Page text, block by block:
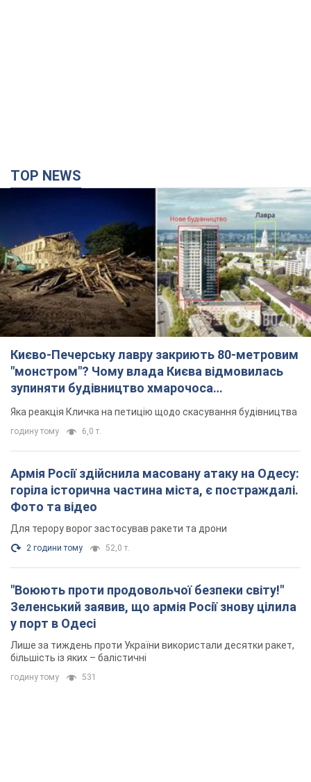
TOP NEWS
Києво-Печерську лавру закриють 80-метровим
"монстром"? Чому влада Києва відмовилась
зупиняти будівництво хмарочоса
"московського вірянина"
Яка реакція Кличка на петицію щодо скасування будівництва
годину тому 6,0 т.
Армія Росії здійснила масовану атаку на Одесу:
горіла історична частина міста, є постраждалі.
Фото та відео
Для терору ворог застосував ракети та дрони
2 години тому 52,0 т.
"Воюють проти продовольчої безпеки світу!"
Зеленський заявив, що армія Росії знову цілила
у порт в Одесі
Лише за тиждень проти України використали десятки ракет,
більшість із яких – балістичні
годину тому 531